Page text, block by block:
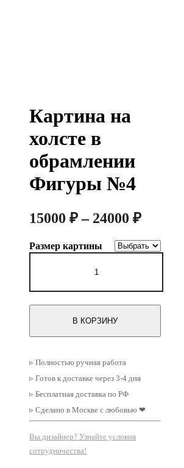
Картина на
холсте в
обрамлении
Фигуры №4
15000 ₽ – 24000 ₽
15000 ₽
24000 ₽
Размер картины
товара
на
обрамлении
Фигуры
В КОРЗИНУ
▹ Полностью ручная работа
▹ Готов к доставке через 3-4 дня
▹ Бесплатная доставка по РФ
▹ Сделано в Москве с любовью ❤
Вы дизайнер? Узнайте условия
сотрудничества!